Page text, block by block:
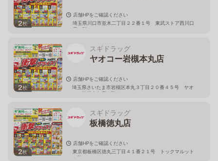
2枚
店舗HPをご確認ください
埼玉県川口市並木二丁目２２番１号 東武ストア西川口
店２階
2枚
スギドラッグ
ヤオコー岩槻本丸店
店舗HPをご確認ください
埼玉県さいたま市岩槻区本丸３丁目２０番４５号 ヤオ
コー岩槻本丸店２階
2枚
スギドラッグ
板橋徳丸店
店舗HPをご確認ください
東京都板橋区徳丸三丁目４１番２１号 トックマルット
１階